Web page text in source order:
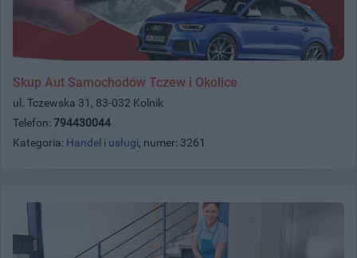
Skup Aut Samochodów Tczew i Okolice
ul. Tczewska 31, 83-032 Kolnik
Telefon: 794430044
Kategoria: Handel i usługi, numer: 3261